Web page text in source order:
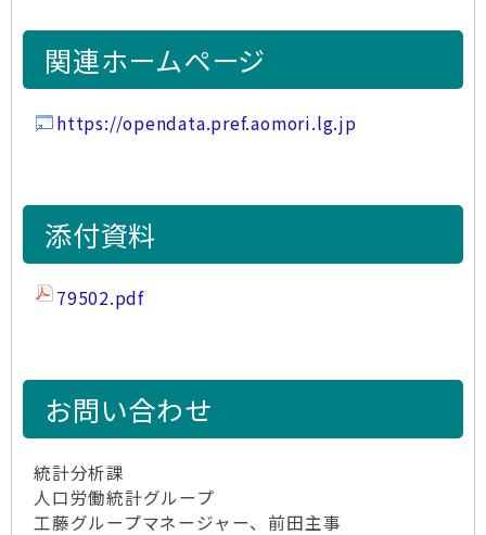
関連ホームページ
https://opendata.pref.aomori.lg.jp
添付資料
79502.pdf
お問い合わせ
統計分析課
人口労働統計グループ
工藤グループマネージャー、前田主事